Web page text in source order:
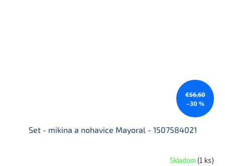
€56,60
–30 %
Set - mikina a nohavice Mayoral - 1507584021
Skladom(1 ks)